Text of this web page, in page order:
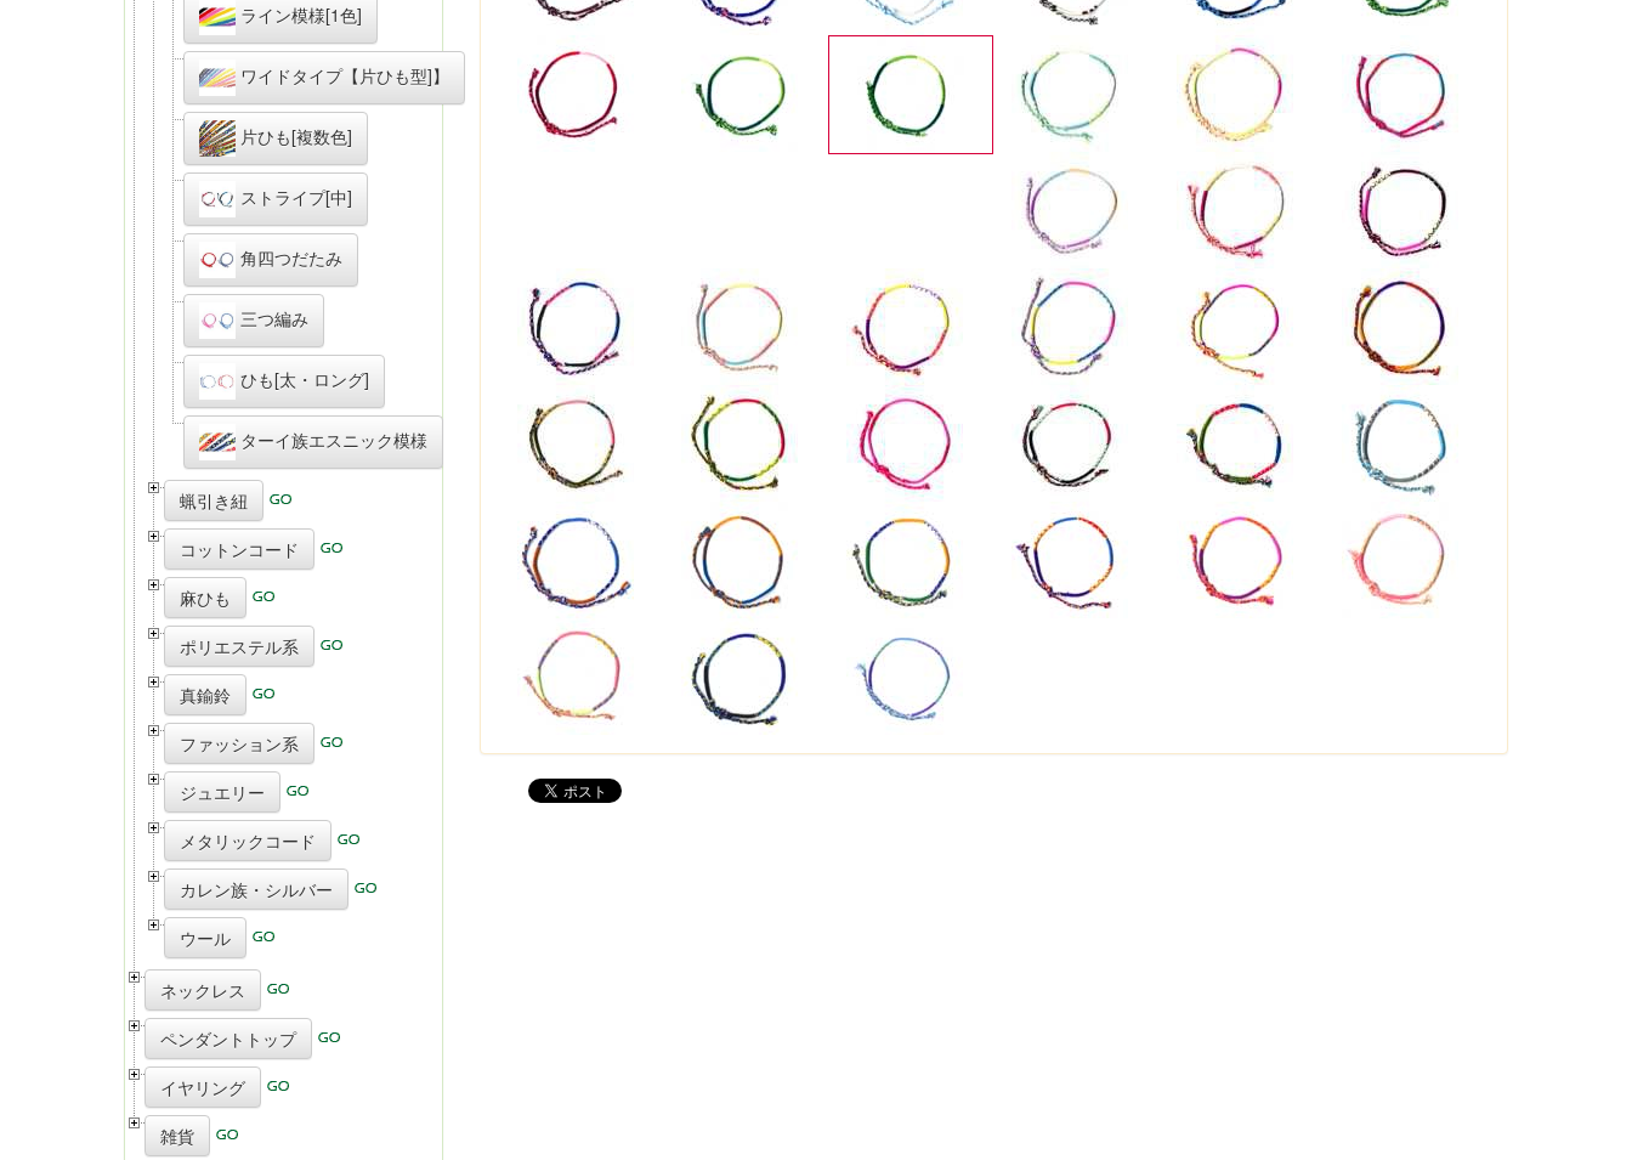
ライン模様[1色]
ワイドタイプ【片ひも型]】
片ひも[複数色]
ストライプ[中]
角四つだたみ
三つ編み
ひも[太・ロング]
ターイ族エスニック模様
蝋引き紐
コットンコード
麻ひも
ポリエステル系
真鍮鈴
ファッション系
ジュエリー
メタリックコード
カレン族・シルバー
ウール
ネックレス
ペンダントトップ
イヤリング
雑貨